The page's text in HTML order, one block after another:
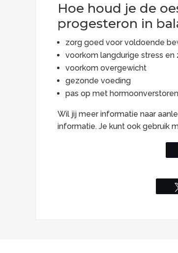
Hoe houd je de
progesteron in
zorg goed voor voldoende
voorkom langdurige stress
voorkom overgewicht
gezonde voeding
pas op met
Wil jij meer informatie naar
informatie. Je kunt ook gebruik